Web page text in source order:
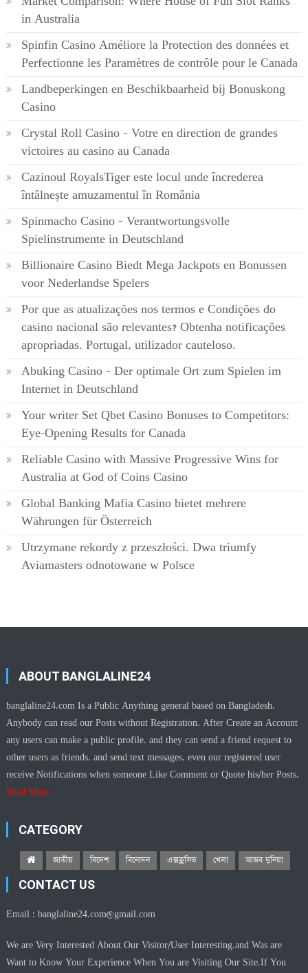
in Australia
Spinfin Casino Améliore la Protection des données et
Perfectionne les Paramètres de contrôle pour le Canada
Landbeperkingen en Beschikbaarheid bij Bonuskong
Casino
Crystal Roll Casino – Votre en direction de grandes
victoires au casino au Canada
Cazinoul RoyalsTiger este locul unde încrederea
întâlnește amuzamentul în România
Spinmacho Casino – Verantwortungsvolle
Spielinstrumente in Deutschland
Billionaire Casino Biedt Mega Jackpots en Bonussen
voor Nederlandse Spelers
Por que as atualizações nos termos e Condições do
casino nacional são relevantes? Obtenha notificações
apropriadas. Portugal, utilizador cauteloso.
Abuking Casino – Der optimale Ort zum Spielen im
Internet in Deutschland
Your writer Set Qbet Casino Bonuses to Competitors:
Eye-Opening Results for Canada
Reliable Casino with Massive Progressive Wins for
Australia at God of Coins Casino
Global Banking Mafia Casino bietet mehrere
Währungen für Österreich
Utrzymane rekordy z przeszłości. Dwa triumfy
Aviamasters odnotowane w Polsce
ABOUT BANGLALINE24
banglaline24.com Is a Public Anything general based on Bangladesh.
Anybody can read our Posts without Registration. After Create an Account
any users can make a public profile. and they can send a friend request to
other users as friends. and send text messages, even our registered user
receive Notifications when someone Like Comment or Quote his/her Posts.
Read More
CATEGORY
জাতীয় বিদেশ বিনোদন এক্সক্লুসিভ খেলা আজব দুনিয়া
CONTACT US
Email :banglaline24.com@gmail.com
We are Very Interested About Our Visitor/User Interesting.and Was are
Want to Know Your Experience When You are Visiting Our Site.If You